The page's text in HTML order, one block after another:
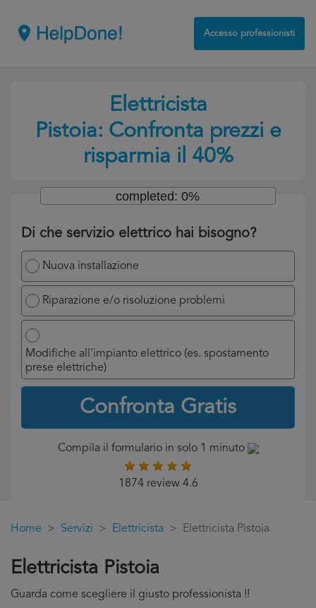
Accesso professionisti
Elettricista
Pistoia: Confronta prezzi e
risparmia il 40%
Di che servizio elettrico hai bisogno?
Nuova installazione
Riparazione e/o risoluzione problemi
Modifiche all'impianto elettrico (es. spostamento
prese elettriche)
Confronta Gratis
completed: 0%
Compila il formulario in solo 1 minuto
1874 review 4.6
Home Servizi Elettricista Elettricista Pistoia
Elettricista Pistoia
Guarda come scegliere il giusto professionista !!